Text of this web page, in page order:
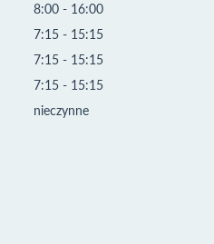
8:00 - 16:00
7:15 - 15:15
7:15 - 15:15
7:15 - 15:15
nieczynne